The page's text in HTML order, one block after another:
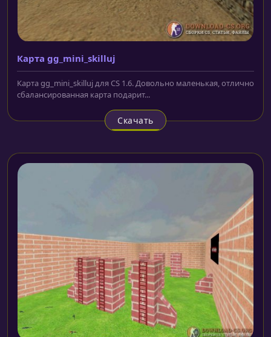
Карта gg_mini_skilluj
Карта gg_mini_skilluj для CS 1.6. Довольно маленькая, отлично
сбалансированная карта подарит...
Скачать